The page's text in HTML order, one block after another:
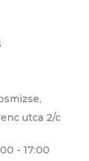
utca 2/c
- 17:00